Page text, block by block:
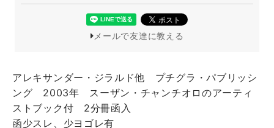
メールで友達に教える
アレキサンダー・ジラルド他 プチグラ・パブリッシ
ング 2003年 スーザン・チャンチオロのアーティ
ストブック付 2分冊函入
函少スレ、少ヨゴレ有